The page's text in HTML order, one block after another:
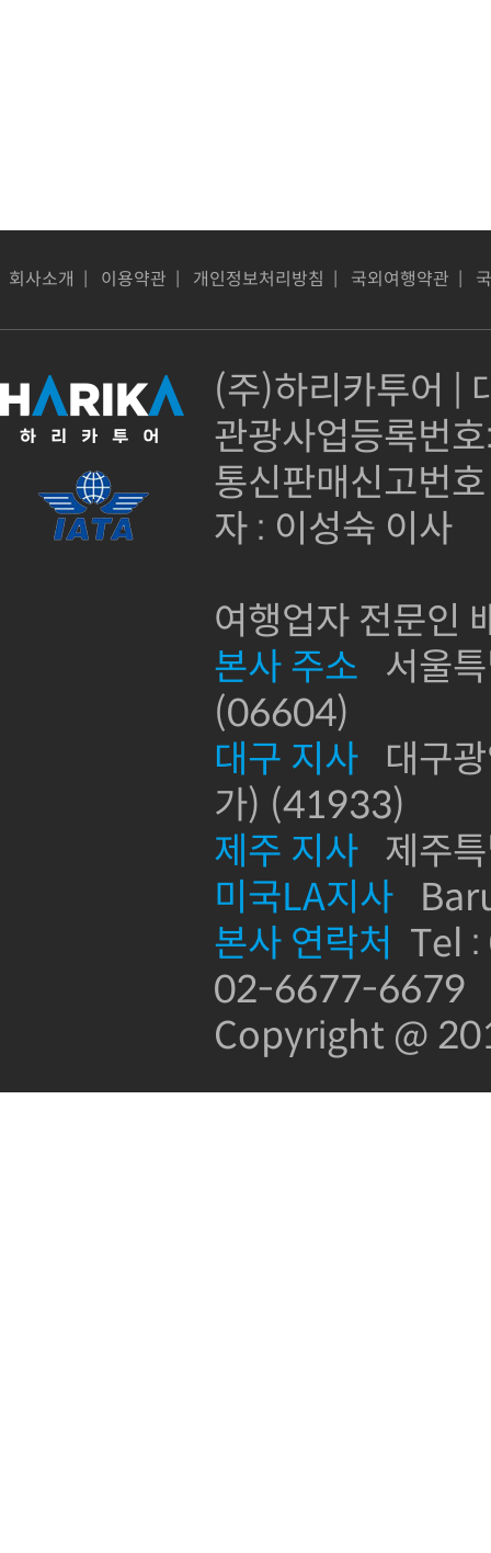
회사소개 이용약관 개인정보처리방침 국외여행약관
(주)하리카투어 |
관광사업등록번
통신판매신고번
자 : 이성숙 이사
여행업자 전문인
본사 주소 서울
(06604)
대구 지사 대구
가) (41933)
제주 지사 제주
미국LA지사
본사 연락처 Tel
02-6677-6679
Copyright @